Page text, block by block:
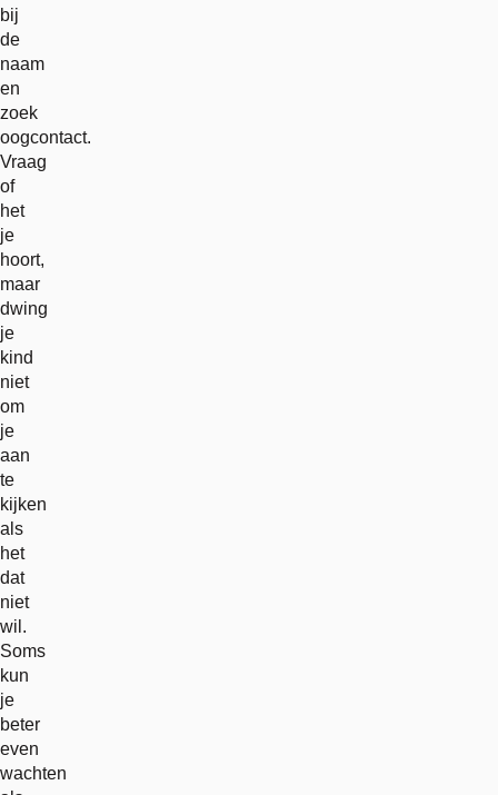
bij
de
naam
en
zoek
oogcontact.
Vraag
of
het
je
hoort,
maar
dwing
je
kind
niet
om
je
aan
te
kijken
als
het
dat
niet
wil.
Soms
kun
je
beter
even
wachten